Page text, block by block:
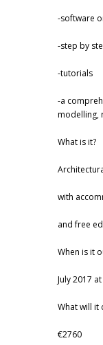
-software
-step by
-tutorials
-a
modelling,
What is it?
with
and free
When is it
July 2017
What will it
€2760